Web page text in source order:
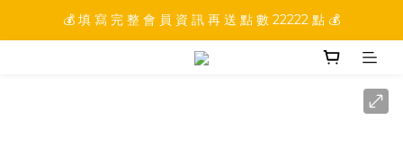
💰 加 入 會 員 就 送 你 10 元 購 物 金 💰
💰 填 寫 完 整 會 員 資 訊 再 送 點 數 22222 點 💰
💰 加 入 會 員 就 送 你 10 元 購 物 金 💰